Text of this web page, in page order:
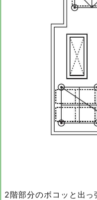
2階部分のボコッと出っ